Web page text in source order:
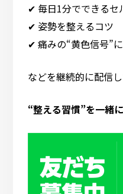
✔ 毎日1分でできるセ
✔ 姿勢を整えるコツ
✔ 痛みの“黄色信号”
などを継続的に配信し
“整える習慣”を一緒